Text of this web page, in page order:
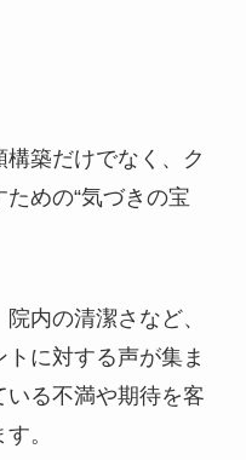
築だけでなく、ク
めの“気づきの宝
内の清潔さなど、
に対する声が集ま
いる不満や期待を客
。